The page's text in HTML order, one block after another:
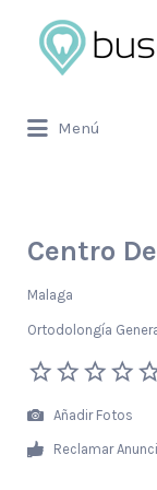
Buscar
por:
Menú
por:
Centro
Malaga
Ortodolongía
Añadir Fotos
Reclamar